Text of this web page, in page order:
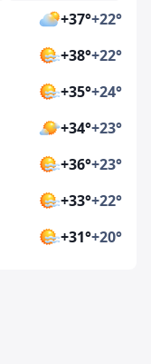
+37°+22°
+38°+22°
+35°+24°
+34°+23°
+36°+23°
+33°+22°
+31°+20°